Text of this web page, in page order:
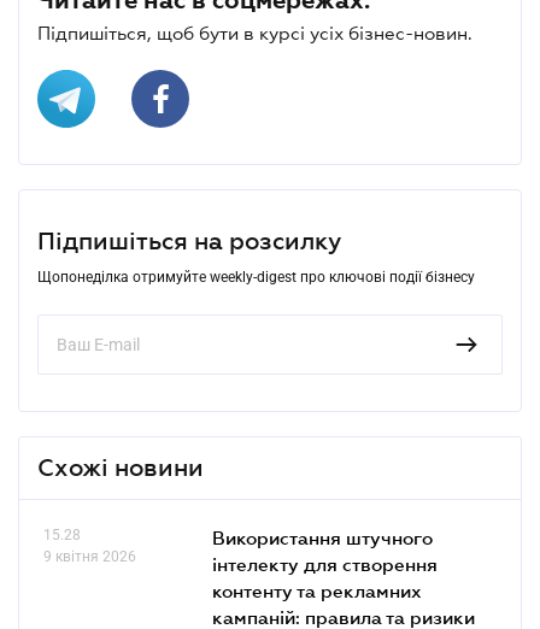
Підпишіться, щоб бути в курсі усіх бізнес-новин.
Підпишіться на розсилку
Щопонеділка отримуйте weekly-digest про ключові події бізнесу
Схожі новини
15.28
9 квітня 2026
Використання штучного
інтелекту для створення
контенту та рекламних
кампаній: правила та ризики